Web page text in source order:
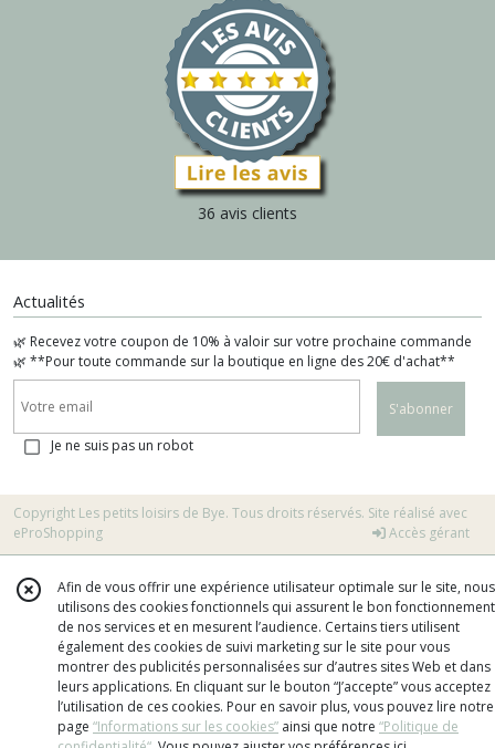
36 avis clients
Actualités
🌿 Recevez votre coupon de 10% à valoir sur votre prochaine commande
🌿 **Pour toute commande sur la boutique en ligne des 20€ d'achat**
S'abonner
Je ne suis pas un robot
Copyright Les petits loisirs de Bye. Tous droits réservés. Site réalisé avec
eProShopping
Accès gérant
Afin de vous offrir une expérience utilisateur optimale sur le site, nous
utilisons des cookies fonctionnels qui assurent le bon fonctionnement
de nos services et en mesurent l’audience. Certains tiers utilisent
également des cookies de suivi marketing sur le site pour vous
montrer des publicités personnalisées sur d’autres sites Web et dans
leurs applications. En cliquant sur le bouton “J’accepte” vous acceptez
l’utilisation de ces cookies. Pour en savoir plus, vous pouvez lire notre
page “Informations sur les cookies” ainsi que notre “Politique de